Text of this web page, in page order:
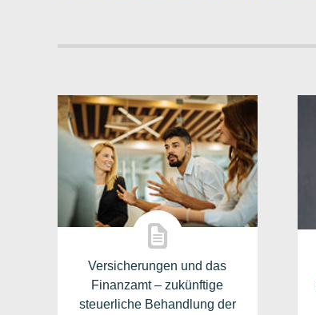
Versicherungen und das
Finanzamt – zukünftige
steuerliche Behandlung der